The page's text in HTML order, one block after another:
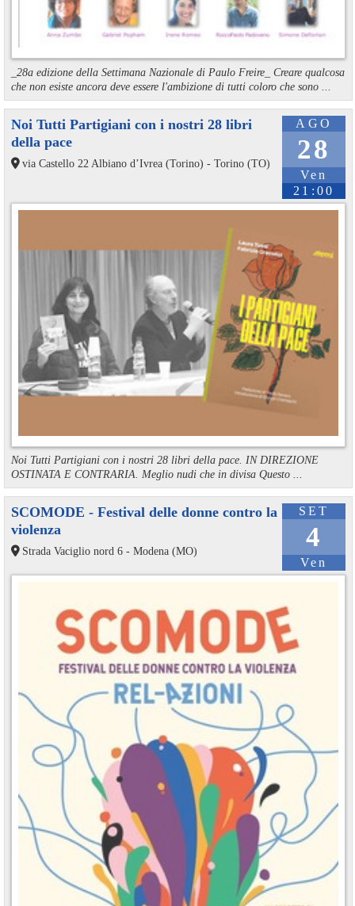
_28a edizione della Settimana Nazionale di Paulo Freire_ Creare qualcosa
che non esiste ancora deve essere l'ambizione di tutti coloro che sono ...
AGO
28
Ven
21:00
Noi Tutti Partigiani con i nostri 28 libri
della pace
via Castello 22 Albiano d’Ivrea (Torino) - Torino (TO)
Noi Tutti Partigiani con i nostri 28 libri della pace. IN DIREZIONE
OSTINATA E CONTRARIA. Meglio nudi che in divisa Questo ...
SET
4
Ven
SCOMODE - Festival delle donne contro la
violenza
Strada Vaciglio nord 6 - Modena (MO)